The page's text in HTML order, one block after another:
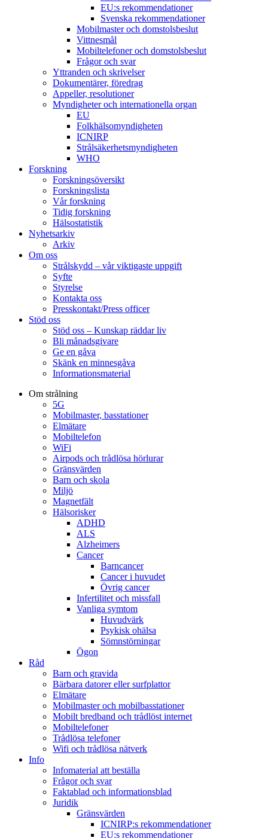
EU:s rekommendationer
Svenska rekommendationer
Mobilmaster och domstolsbeslut
Vittnesmål
Mobiltelefoner och domstolsbeslut
Frågor och svar
Yttranden och skrivelser
Dokumentärer, föredrag
Appeller, resolutioner
Myndigheter och internationella organ
EU
Folkhälsomyndigheten
ICNIRP
Strålsäkerhetsmyndigheten
WHO
Forskning
Forskningsöversikt
Forskningslista
Vår forskning
Tidig forskning
Hälsostatistik
Nyhetsarkiv
Arkiv
Om oss
Strålskydd – vår viktigaste uppgift
Syfte
Styrelse
Kontakta oss
Presskontakt/Press officer
Stöd oss
Stöd oss – Kunskap räddar liv
Bli månadsgivare
Ge en gåva
Skänk en minnesgåva
Informationsmaterial
Om strålning
5G
Mobilmaster, basstationer
Elmätare
Mobiltelefon
WiFi
Airpods och trådlösa hörlurar
Gränsvärden
Barn och skola
Miljö
Magnetfält
Hälsorisker
ADHD
ALS
Alzheimers
Cancer
Barncancer
Cancer i huvudet
Övrig cancer
Infertilitet och missfall
Vanliga symtom
Huvudvärk
Psykisk ohälsa
Sömnstörningar
Ögon
Råd
Barn och gravida
Bärbara datorer eller surfplattor
Elmätare
Mobilmaster och mobilbasstationer
Mobilt bredband och trådlöst internet
Mobiltelefoner
Trådlösa telefoner
Wifi och trådlösa nätverk
Info
Infomaterial att beställa
Frågor och svar
Faktablad och informationsblad
Juridik
Gränsvärden
ICNIRP:s rekommendationer
EU:s rekommendationer